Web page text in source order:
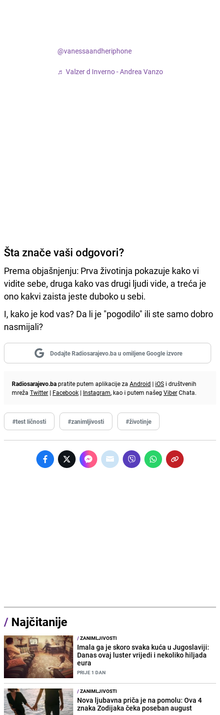
@vanessaandheriphone
♬ Valzer d Inverno - Andrea Vanzo
Šta znače vaši odgovori?
Prema objašnjenju: Prva životinja pokazuje kako vi
vidite sebe, druga kako vas drugi ljudi vide, a treća je
ono kakvi zaista jeste duboko u sebi.
I, kako je kod vas? Da li je "pogodilo" ili ste samo dobro
nasmijali?
Dodajte Radiosarajevo.ba u omiljene Google izvore
Radiosarajevo.bapratite putem aplikacije za Android | iOS i društvenih
mreža Twitter | Facebook | Instagram, kao i putem našeg ViberChata.
#test ličnosti #zanimljivosti #životinje
/ Najčitanije
/ZANIMLJIVOSTI
Imala ga je skoro svaka kuća u Jugoslaviji:
Danas ovaj luster vrijedi i nekoliko hiljada
eura
PRIJE 1 DAN
/ZANIMLJIVOSTI
Nova ljubavna priča je na pomolu: Ova 4
znaka Zodijaka čeka poseban august